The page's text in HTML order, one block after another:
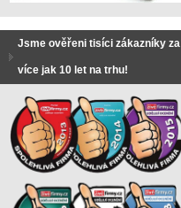
Jsme ověřeni tisíci zákazníky za
více jak 10 let na trhu!